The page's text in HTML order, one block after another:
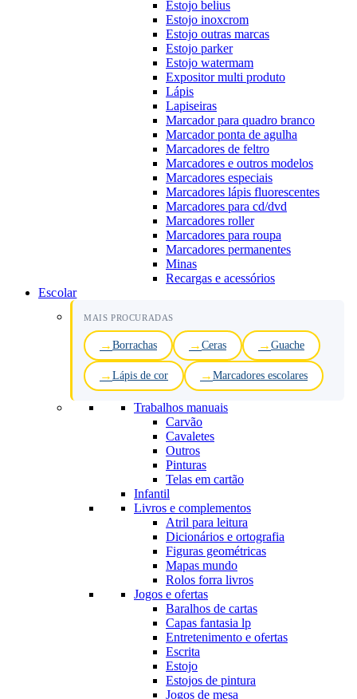
Estojo belius
Estojo inoxcrom
Estojo outras marcas
Estojo parker
Estojo watermam
Expositor multi produto
Lápis
Lapiseiras
Marcador para quadro branco
Marcador ponta de agulha
Marcadores de feltro
Marcadores e outros modelos
Marcadores especiais
Marcadores lápis fluorescentes
Marcadores para cd/dvd
Marcadores roller
Marcadores para roupa
Marcadores permanentes
Minas
Recargas e acessórios
Escolar
MAIS PROCURADAS
Borrachas Ceras Guache
Lápis de cor Marcadores escolares
Trabalhos manuais
Carvão
Cavaletes
Outros
Pinturas
Telas em cartão
Infantil
Livros e complementos
Atril para leitura
Dicionários e ortografia
Figuras geométricas
Mapas mundo
Rolos forra livros
Jogos e ofertas
Baralhos de cartas
Capas fantasia lp
Entretenimento e ofertas
Escrita
Estojo
Estojos de pintura
Jogos de mesa